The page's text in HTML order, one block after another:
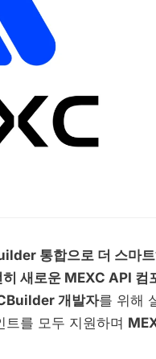
통합으로 더 스마
히 새로운 MEXC API 컴
개발자를 위해
트를 모두 지원하며